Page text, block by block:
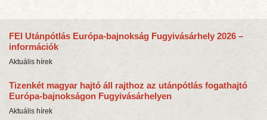
FEI Utánpótlás Európa-bajnokság Fugyivásárhely 2026 –
információk
Aktuális hírek
Tizenkét magyar hajtó áll rajthoz az utánpótlás fogathajtó
Európa-bajnokságon Fugyivásárhelyen
Aktuális hírek